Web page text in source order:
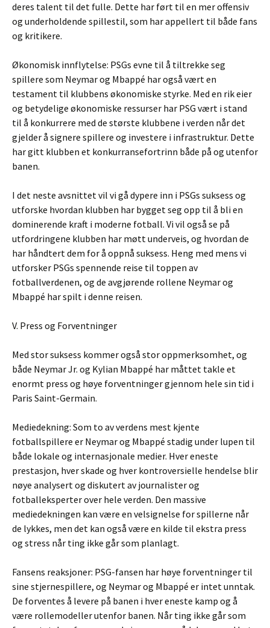
deres talent til det fulle. Dette har ført til en mer offensiv
og underholdende spillestil, som har appellert til både fans
og kritikere.
Økonomisk innflytelse: PSGs evne til å tiltrekke seg
spillere som Neymar og Mbappé har også vært en
testament til klubbens økonomiske styrke. Med en rik eier
og betydelige økonomiske ressurser har PSG vært i stand
til å konkurrere med de største klubbene i verden når det
gjelder å signere spillere og investere i infrastruktur. Dette
har gitt klubben et konkurransefortrinn både på og utenfor
banen.
I det neste avsnittet vil vi gå dypere inn i PSGs suksess og
utforske hvordan klubben har bygget seg opp til å bli en
dominerende kraft i moderne fotball. Vi vil også se på
utfordringene klubben har møtt underveis, og hvordan de
har håndtert dem for å oppnå suksess. Heng med mens vi
utforsker PSGs spennende reise til toppen av
fotballverdenen, og de avgjørende rollene Neymar og
Mbappé har spilt i denne reisen.
V. Press og Forventninger
Med stor suksess kommer også stor oppmerksomhet, og
både Neymar Jr. og Kylian Mbappé har måttet takle et
enormt press og høye forventninger gjennom hele sin tid i
Paris Saint-Germain.
Mediedekning: Som to av verdens mest kjente
fotballspillere er Neymar og Mbappé stadig under lupen til
både lokale og internasjonale medier. Hver eneste
prestasjon, hver skade og hver kontroversielle hendelse blir
nøye analysert og diskutert av journalister og
fotballeksperter over hele verden. Den massive
mediedekningen kan være en velsignelse for spillerne når
de lykkes, men det kan også være en kilde til ekstra press
og stress når ting ikke går som planlagt.
Fansens reaksjoner: PSG-fansen har høye forventninger til
sine stjernespillere, og Neymar og Mbappé er intet unntak.
De forventes å levere på banen i hver eneste kamp og å
være rollemodeller utenfor banen. Når ting ikke går som